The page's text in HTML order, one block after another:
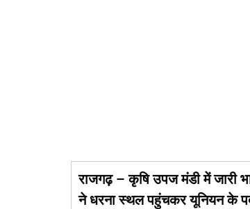
राजगढ़ – कृषि उपज मंडी में जारी
ने धरना स्थल पहुंचकर यूनियन के